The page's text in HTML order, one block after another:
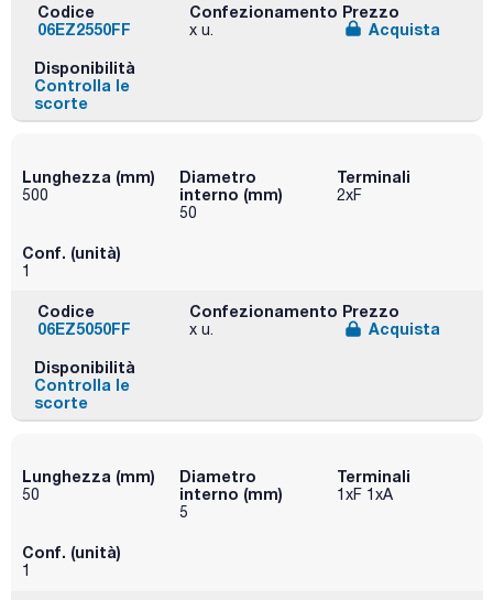
Codice
06EZ2550FF
Confezionamento
x u.
Prezzo
Acquista
Disponibilità
Controlla le
scorte
Lunghezza (mm)
500
Diametro
interno (mm)
50
Terminali
2xF
Conf. (unità)
1
Codice
06EZ5050FF
Confezionamento
x u.
Prezzo
Acquista
Disponibilità
Controlla le
scorte
Lunghezza (mm)
50
Diametro
interno (mm)
5
Terminali
1xF 1xA
Conf. (unità)
1